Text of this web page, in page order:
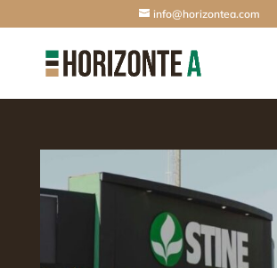
info@horizontea.com